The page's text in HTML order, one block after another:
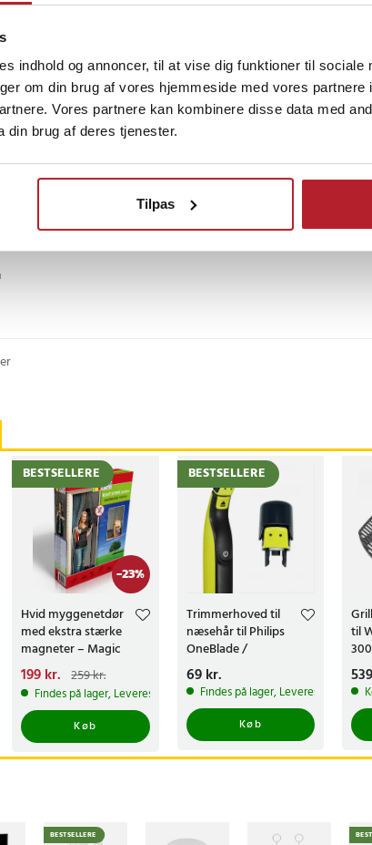
indhold og annoncer, til at vise dig funktioner til sociale
om din brug af vores hjemmeside med vores partnere
Vores partnere kan kombinere disse data med
din brug af deres tjenester.
Tilpas
grund af tyk snor
Se original
af 1-2 hverdage
-23%
BESTSELLERE
Hvid myggenetdør
med ekstra stærke
magneter – Magic
Mesh
Nuværende pris
199 kr.Tidligere pris:
259 kr.
199 kr. 259 kr.
Findes på lager, Leveres i løbet af 1-2 hverdage
Køb
BESTSELLERE
Trimmerhoved til
næsehår til Philips
OneBlade /
næsehårstrimmer /
næsetrimmerhoved
Pris:69 kr.
69 kr.
Findes på lager, Leveres i løbet af
Køb
til
Pris
BESTSELLERE